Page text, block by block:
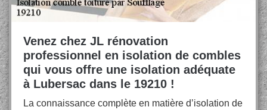
Venez chez JL rénovation
professionnel en isolation de combles
qui vous offre une isolation adéquate
à Lubersac dans le 19210 !
La connaissance complète en matière d’isolation de